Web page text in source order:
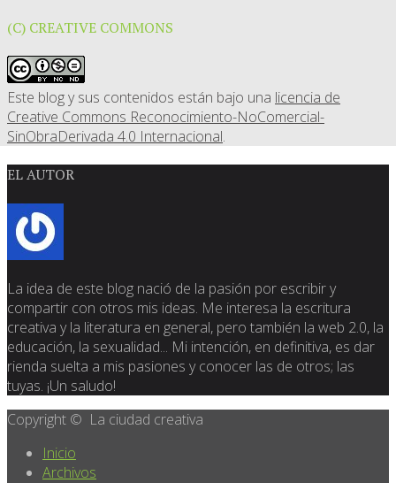
(C) CREATIVE COMMONS
Este blog y sus contenidos están bajo una licencia de
Creative Commons Reconocimiento-NoComercial-
SinObraDerivada 4.0 Internacional.
EL AUTOR
La idea de este blog nació de la pasión por escribir y
compartir con otros mis ideas. Me interesa la escritura
creativa y la literatura en general, pero también la web 2.0, la
educación, la sexualidad... Mi intención, en definitiva, es dar
rienda suelta a mis pasiones y conocer las de otros; las
tuyas. ¡Un saludo!
Copyright © La ciudad creativa
Inicio
Archivos